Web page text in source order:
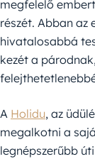
megfelelő
részét. Abban az
hivatalosabbá
kezét a
A Holidu, az
megalkotni a
legnépszerűbb